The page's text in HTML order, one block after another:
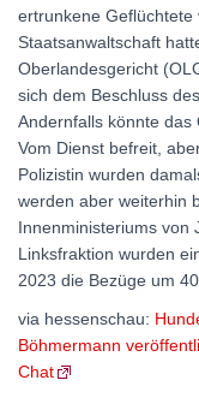
ertrunkene
Staatsanwaltschaft
Oberlandesgericht
sich dem Beschluss
Andernfalls könnte das
Vom Dienst befreit,
Polizistin wurden
werden aber weiterhin
Innenministeriums von
Linksfraktion wurden
2023 die Bezüge um
via hessenschau:
Böhmermann
Chat